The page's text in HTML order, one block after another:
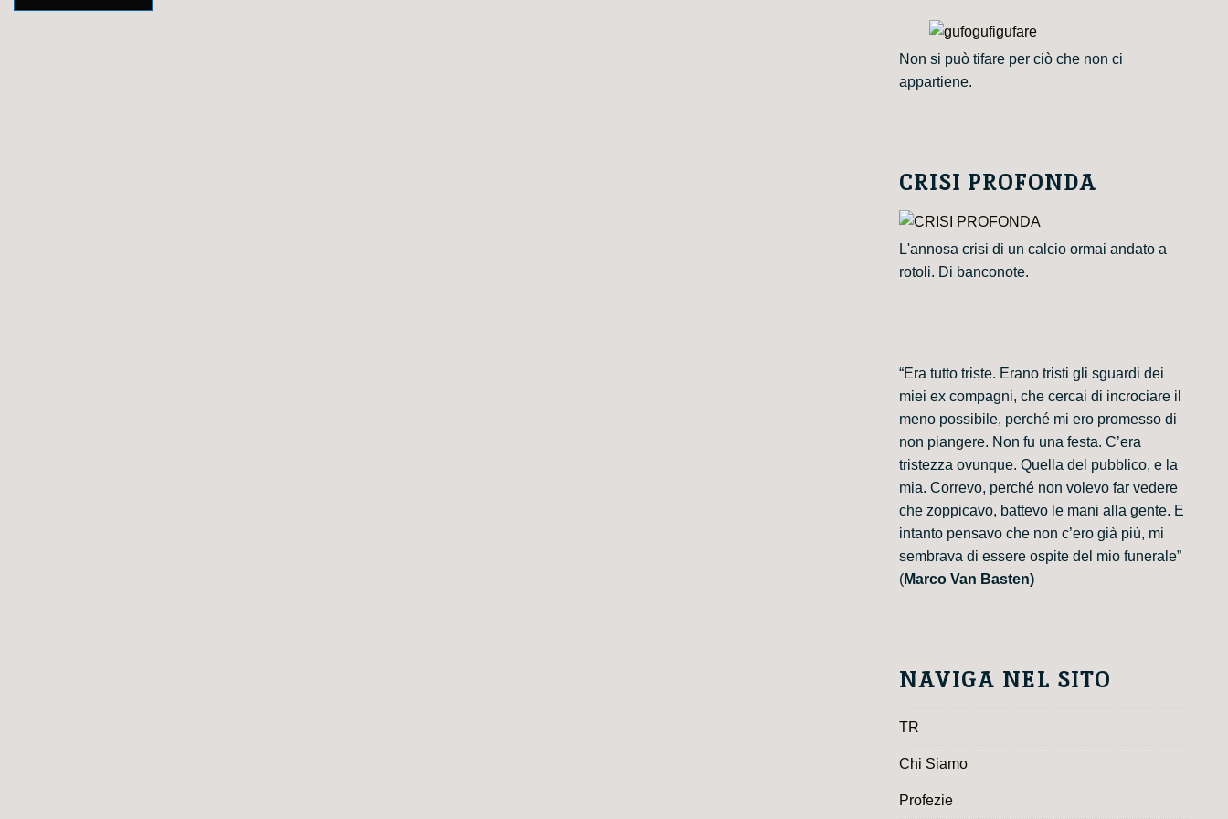
Non si può tifare per ciò che non ci
appartiene.
CRISI PROFONDA
L'annosa crisi di un calcio ormai andato a
rotoli. Di banconote.
“Era tutto triste. Erano tristi gli sguardi dei
miei ex compagni, che cercai di incrociare il
meno possibile, perché mi ero promesso di
non piangere. Non fu una festa. C’era
tristezza ovunque. Quella del pubblico, e la
mia. Correvo, perché non volevo far vedere
che zoppicavo, battevo le mani alla gente. E
intanto pensavo che non c’ero già più, mi
sembrava di essere ospite del mio funerale”
(Marco Van Basten)
NAVIGA NEL SITO
TR
Chi Siamo
Profezie